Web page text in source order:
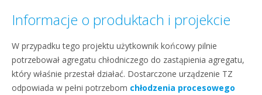
Informacje o produktach i projekcie
W przypadku tego projektu użytkownik końcowy pilnie
potrzebował agregatu chłodniczego do zastąpienia agregatu,
który właśnie przestał działać. Dostarczone urządzenie TZ
odpowiada w pełni potrzebom chłodzenia procesowego